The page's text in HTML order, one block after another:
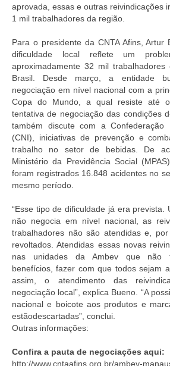
aprovada, essas e outras reivindicações
1 mil trabalhadores da região.
Para o presidente da CNTA Afins, Artur
dificuldade local reflete um
aproximadamente 32 mil
Brasil. Desde março, a entidade
negociação em nível nacional com a
Copa do Mundo, a qual resiste até
tentativa de negociação das condições
também discute com a Confederação
(CNI), iniciativas de prevenção e
trabalho no setor de bebidas. De
Ministério da Previdência Social
foram registrados 16.848 acidentes no
mesmo período.
“Esse tipo de dificuldade já era prevista.
não negocia em nível nacional, as
trabalhadores não são atendidas e,
revoltados. Atendidas essas novas
nas unidades da Ambev que não
benefícios, fazer com que todos sejam
assim, o atendimento das
negociação local”, explica Bueno. “A
nacional e boicote aos produtos e
estãodescartadas”, conclui.
Outras informações:
Confira a pauta de negociações aqui:
http://www.cntaafins.org.br/ambev-